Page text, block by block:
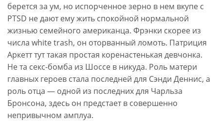
берется за ум, но испорченное зерно в нем вкупе с
PTSD не дают ему жить спокойной нормальной
жизнью семейного американца. Фрэнки скорее из
числа white trash, он оторванный ломоть. Патриция
Аркетт тут такая простая коренастенькая девчонка.
Не та секс-бомба из Шоссе в никуда. Роль матери
главных героев стала последней для Сэнди Деннис, а
роль отца — одной из последних для Чарльза
Бронсона, здесь он предстает в совершенно
непривычном амплуа.